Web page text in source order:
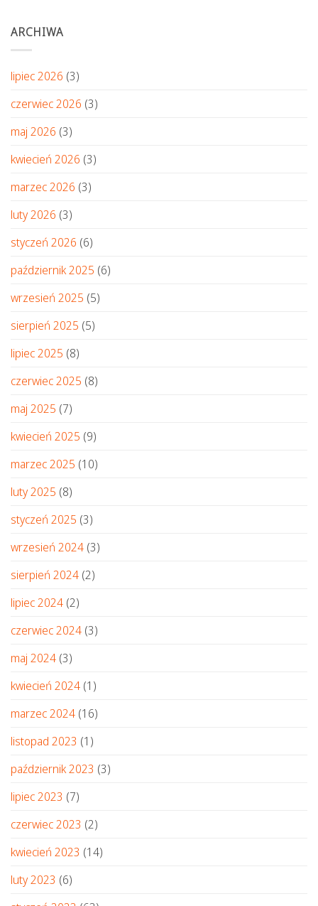
ARCHIWA
lipiec 2026 (3)
czerwiec 2026 (3)
maj 2026 (3)
kwiecień 2026 (3)
marzec 2026 (3)
luty 2026 (3)
styczeń 2026 (6)
październik 2025 (6)
wrzesień 2025 (5)
sierpień 2025 (5)
lipiec 2025 (8)
czerwiec 2025 (8)
maj 2025 (7)
kwiecień 2025 (9)
marzec 2025 (10)
luty 2025 (8)
styczeń 2025 (3)
wrzesień 2024 (3)
sierpień 2024 (2)
lipiec 2024 (2)
czerwiec 2024 (3)
maj 2024 (3)
kwiecień 2024 (1)
marzec 2024 (16)
listopad 2023 (1)
październik 2023 (3)
lipiec 2023 (7)
czerwiec 2023 (2)
kwiecień 2023 (14)
luty 2023 (6)